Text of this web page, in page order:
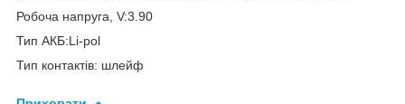
Робоча напруга, V:3.90
Тип АКБ:Li-pol
Тип контактів: шлейф